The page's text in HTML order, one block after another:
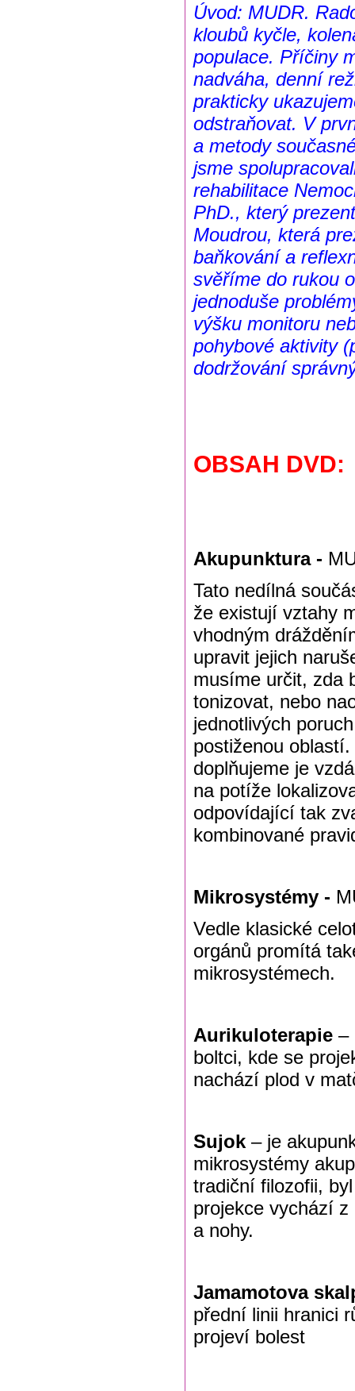
Úvod: MUDR.
kloubů kyčle,
populace. Příčiny
nadváha, denní
prakticky
odstraňovat. V
a metody
jsme
rehabilitace
PhD., který
Moudrou, která
baňkování a
svěříme do rukou
jednoduše
výšku monitoru
pohybové aktivity
dodržování
OBSAH DVD:
Akupunktura -
Tato nedílná
že existují vztahy
vhodným
upravit jejich
musíme určit, zda
tonizovat, nebo
jednotlivých
postiženou
doplňujeme je
na potíže
odpovídající tak
kombinované
Mikrosystémy -
Vedle klasické
orgánů promítá
mikrosystémech.
Aurikuloterapie –
boltci, kde se
nachází plod v
Sujok – je
mikrosystémy
tradiční filozofii,
projekce vychází
a nohy.
Jamamotova
přední linii hranici
projeví bolest